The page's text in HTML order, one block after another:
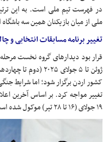
ملی از میان بازیکنان همین سه
تغییر برنامه مسابقات انتخابی و
کشور اردن برگزار شود؛ اما شرایط
۱۹ جولای (۱۶ تا ۲۸ تیر) موکول شده است.